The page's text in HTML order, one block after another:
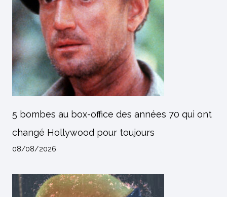
5 bombes au box-office des années 70 qui ont
changé Hollywood pour toujours
08/08/2026